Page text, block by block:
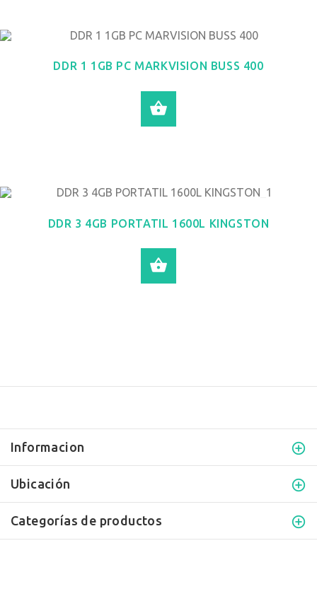
DDR 1 1GB PC MARKVISION BUSS 400
DDR 3 4GB PORTATIL 1600L KINGSTON
Informacion
Ubicación
Categorías de productos